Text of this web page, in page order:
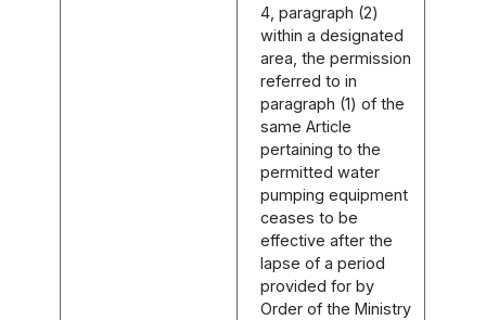
4, paragraph (2)
within a designated
area, the permission
referred to in
paragraph (1) of the
same Article
pertaining to the
permitted water
pumping equipment
ceases to be
effective after the
lapse of a period
provided for by
Order of the Ministry